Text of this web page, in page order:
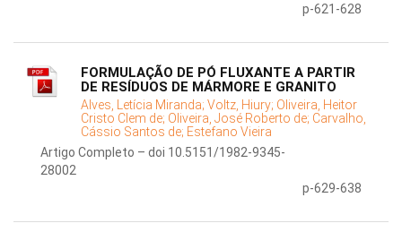
p-621-628
FORMULAÇÃO DE PÓ FLUXANTE A PARTIR
DE RESÍDUOS DE MÁRMORE E GRANITO
Alves, Letícia Miranda; Voltz, Hiury; Oliveira, Heitor
Cristo Clem de; Oliveira, José Roberto de; Carvalho,
Cássio Santos de; Estefano Vieira
Artigo Completo – doi 10.5151/1982-9345-
28002
p-629-638